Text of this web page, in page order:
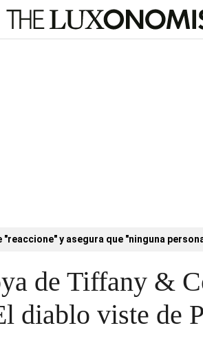
"reaccione" y asegura que "ninguna
de Tiffany &
diablo viste de